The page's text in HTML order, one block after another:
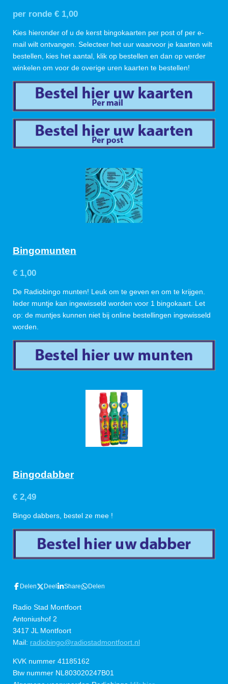
per ronde € 1,00
Kies hieronder of u de kerst bingokaarten per post of per e-
mail wilt ontvangen. Selecteer het uur waarvoor je kaarten wilt
bestellen, kies het aantal, klik op bestellen en dan op verder
winkelen om voor de overige uren kaarten te bestellen!
Bingomunten
€ 1,00
De Radiobingo munten! Leuk om te geven en om te krijgen.
Ieder muntje kan ingewisseld worden voor 1 bingokaart. Let
op: de muntjes kunnen niet bij online bestellingen ingewisseld
worden.
Bingodabber
€ 2,49
Bingo dabbers, bestel ze mee !
Delen Deel Share Delen
Radio Stad Montfoort
Antoniushof 2
3417 JL Montfoort
Mail: radiobingo@radiostadmontfoort.nl
KVK nummer 41185162
Btw nummer NL803020247B01